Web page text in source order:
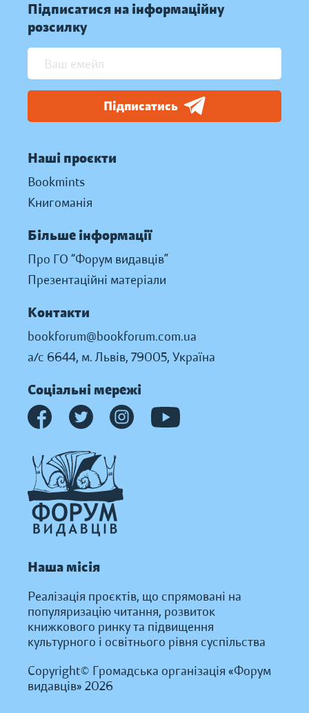
Підписатися на інформаційну
розсилку
Підписатись
Наші проєкти
Bookmints
Книгоманія
Більше інформації
Про ГО “Форум видавців”
Презентаційні матеріали
Контакти
bookforum@bookforum.com.ua
а/с 6644, м. Львів, 79005, Україна
Соціальні мережі
Наша місія
Реалізація проєктів, що спрямовані на
популяризацію читання, розвиток
книжкового ринку та підвищення
культурного і освітнього рівня суспільства
Copyright© Громадська організація «Форум
видавців» 2026